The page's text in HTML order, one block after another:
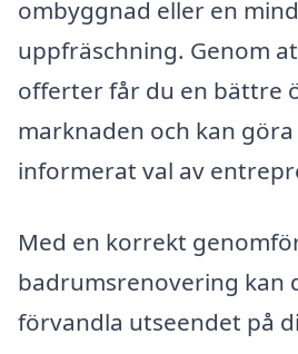
ombyggnad eller en
uppfräschning. Genom
offerter får du en bättre
marknaden och kan
informerat val av
Med en korrekt
badrumsrenovering kan
förvandla utseendet på